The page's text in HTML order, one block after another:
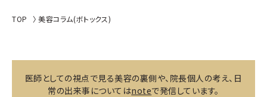
TOP 美容コラム(ボトックス)
医師としての視点で見る美容の裏側や、院長個人の考え、日
常の出来事についてはnoteで発信しています。